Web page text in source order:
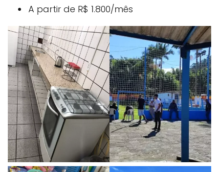
A partir de R$ 1.800/mês